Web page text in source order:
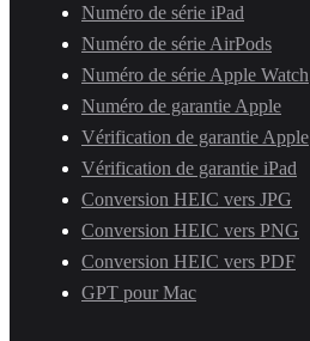
Numéro de série iPad
Numéro de série AirPods
Numéro de série Apple Watch
Numéro de garantie Apple
Vérification de garantie Apple
Vérification de garantie iPad
Conversion HEIC vers JPG
Conversion HEIC vers PNG
Conversion HEIC vers PDF
GPT pour Mac